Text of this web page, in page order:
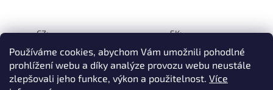
Používáme cookies, abychom Vám umožnili pohodlné
prohlížení webu a díky analýze provozu webu neustále
zlepšovali jeho funkce, výkon a použitelnost. Více
CZ: SK:
Vytvořil Shoptet